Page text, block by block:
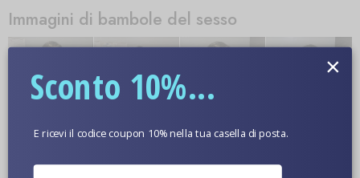
Immagini di bambole del sesso
Sconto 10%...
E ricevi il codice coupon 10% nella tua casella di posta.
×